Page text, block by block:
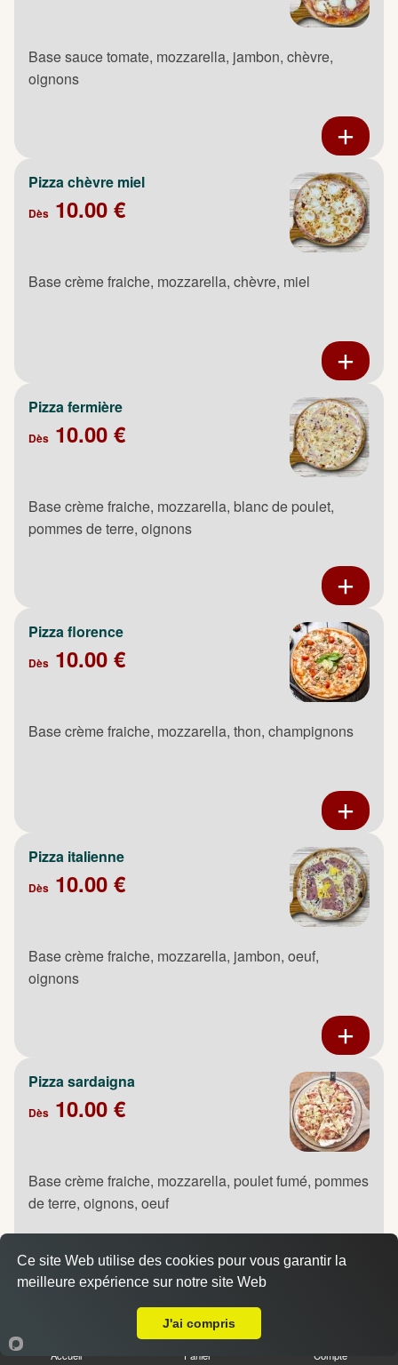
Base sauce tomate, mozzarella, jambon, chèvre,
oignons
Pizza chèvre miel
Dès 10.00 €
Base crème fraiche, mozzarella, chèvre, miel
Pizza fermière
Dès 10.00 €
Base crème fraiche, mozzarella, blanc de poulet,
pommes de terre, oignons
Pizza florence
Dès 10.00 €
Base crème fraiche, mozzarella, thon, champignons
Pizza italienne
Dès 10.00 €
Base crème fraiche, mozzarella, jambon, oeuf,
oignons
Pizza sardaigna
Dès 10.00 €
Base crème fraiche, mozzarella, poulet fumé, pommes
de terre, oignons, oeuf
Accueil Panier Compte
Ce site Web utilise des cookies pour vous garantir la
meilleure expérience sur notre site Web
J'ai compris